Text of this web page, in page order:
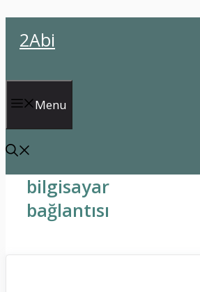
atla2Abi
Menu
bilgisayar
bağlantısı